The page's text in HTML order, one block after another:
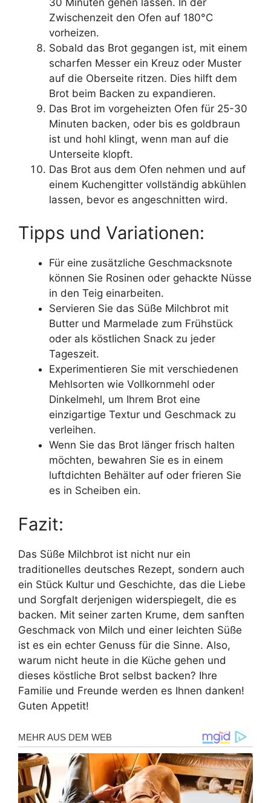
Zwischenzeit den Ofen auf 180°C
vorheizen.
Sobald das Brot gegangen ist, mit einem
scharfen Messer ein Kreuz oder Muster
auf die Oberseite ritzen. Dies hilft dem
Brot beim Backen zu expandieren.
Das Brot im vorgeheizten Ofen für 25-30
Minuten backen, oder bis es goldbraun
ist und hohl klingt, wenn man auf die
Unterseite klopft.
Das Brot aus dem Ofen nehmen und auf
einem Kuchengitter vollständig abkühlen
lassen, bevor es angeschnitten wird.
Tipps und Variationen:
Für eine zusätzliche Geschmacksnote
können Sie Rosinen oder gehackte Nüsse
in den Teig einarbeiten.
Servieren Sie das Süße Milchbrot mit
Butter und Marmelade zum Frühstück
oder als köstlichen Snack zu jeder
Tageszeit.
Experimentieren Sie mit verschiedenen
Mehlsorten wie Vollkornmehl oder
Dinkelmehl, um Ihrem Brot eine
einzigartige Textur und Geschmack zu
verleihen.
Wenn Sie das Brot länger frisch halten
möchten, bewahren Sie es in einem
luftdichten Behälter auf oder frieren Sie
es in Scheiben ein.
Fazit:
Das Süße Milchbrot ist nicht nur ein
traditionelles deutsches Rezept, sondern auch
ein Stück Kultur und Geschichte, das die Liebe
und Sorgfalt derjenigen widerspiegelt, die es
backen. Mit seiner zarten Krume, dem sanften
Geschmack von Milch und einer leichten Süße
ist es ein echter Genuss für die Sinne. Also,
warum nicht heute in die Küche gehen und
dieses köstliche Brot selbst backen? Ihre
Familie und Freunde werden es Ihnen danken!
Guten Appetit!